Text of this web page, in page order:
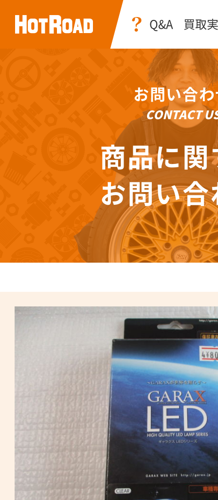
Q&A 買取
お問い合
CONTACT
商品に関
お問い合